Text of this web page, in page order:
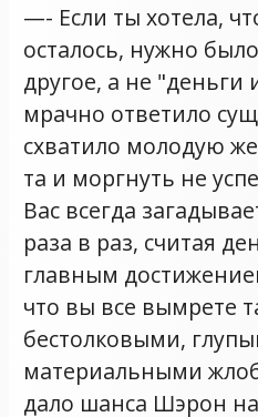
—- Если ты хотела,
осталось, нужно
другое, а не "деньги
мрачно ответило
схватило молодую
та и моргнуть не
Вас всегда
раза в раз, считая
главным
что вы все вымрете
бестолковыми,
материальными
дало шанса Шэрон